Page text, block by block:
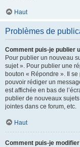
Haut
Problèmes de
Comment puis-je publier
Pour publier un nouveau
sujet ». Pour publier une
bouton « Répondre ». Il
pouvoir rédiger un
est affichée en bas de
publier de nouveaux
jointes dans ce forum, etc.
Haut
Comment puis-je